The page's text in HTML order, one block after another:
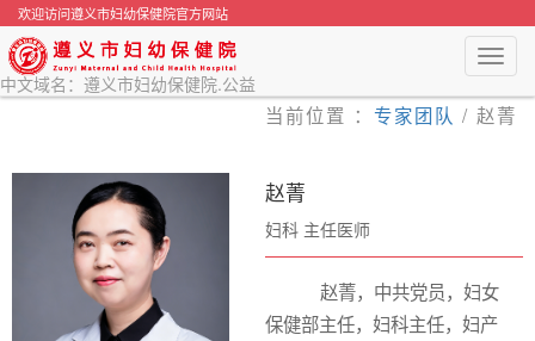
欢迎访问遵义市妇幼保健院官方网站
中文域名：遵义市妇幼保健院.公益
当前位置 ： 专家团队 / 赵菁
赵菁
妇科 主任医师
赵菁，中共党员，妇女
保健部主任，妇科主任，妇产